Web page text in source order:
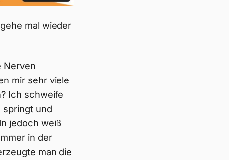
mal wieder
Nerven
mir sehr viele
Ich schweife
springt und
jedoch weiß
in der
man die